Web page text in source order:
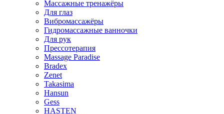
Массажные тренажёры
Для глаз
Вибромассажёры
Гидромассажные ванночки
Для рук
Прессотерапия
Massage Paradise
Bradex
Zenet
Takasima
Hansun
Gess
HASTEN